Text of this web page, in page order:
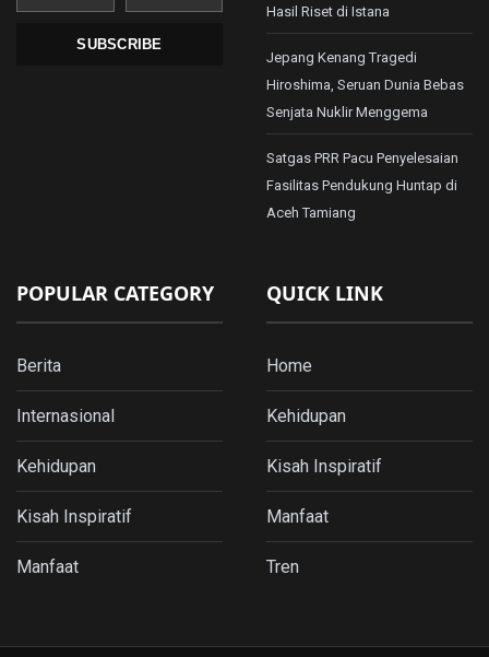
SUBSCRIBE
Hasil Riset di Istana
Jepang Kenang Tragedi
Hiroshima, Seruan Dunia Bebas
Senjata Nuklir Menggema
Satgas PRR Pacu Penyelesaian
Fasilitas Pendukung Huntap di
Aceh Tamiang
POPULAR CATEGORY
Berita
Internasional
Kehidupan
Kisah Inspiratif
Manfaat
QUICK LINK
Home
Kehidupan
Kisah Inspiratif
Manfaat
Tren